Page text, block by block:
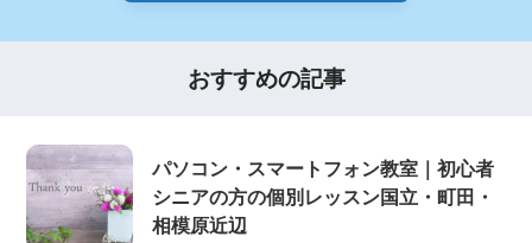
おすすめの記事
パソコン・スマートフォン教室｜初心者
シニアの方の個別レッスン国立・町田・
相模原近辺